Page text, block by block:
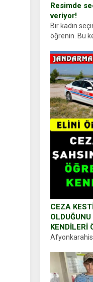
Resimde
veriyor!
Bir kadın
öğrenin. Bu
kadın
CEZA
KENDİLERİ
ehliyet ve
Sürücü